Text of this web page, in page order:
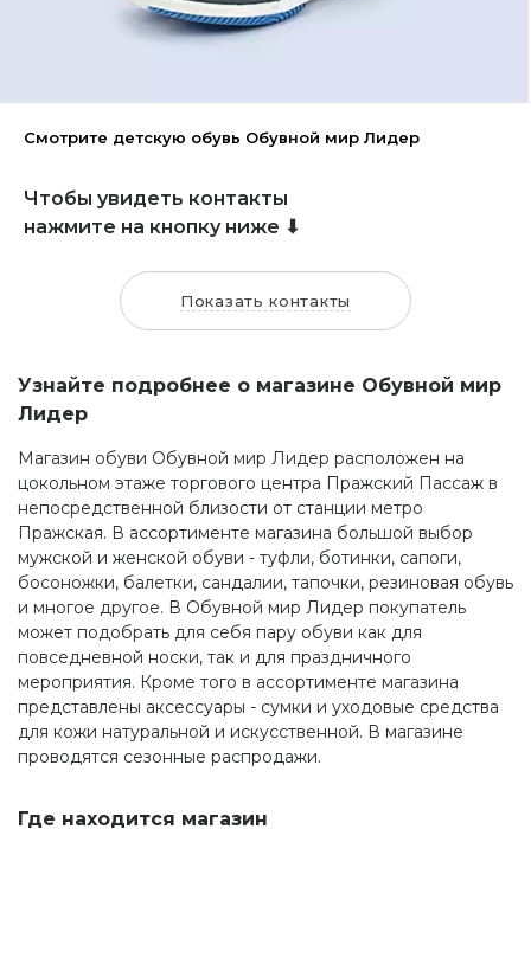
Смотрите детскую обувь Обувной мир Лидер
Чтобы увидеть контакты
нажмите на кнопку ниже ⬇
Показать контакты
Узнайте подробнее о магазине Обувной мир
Лидер
Магазин обуви Обувной мир Лидер расположен на
цокольном этаже торгового центра Пражский Пассаж в
непосредственной близости от станции метро
Пражская. В ассортименте магазина большой выбор
мужской и женской обуви - туфли, ботинки, сапоги,
босоножки, балетки, сандалии, тапочки, резиновая обувь
и многое другое. В Обувной мир Лидер покупатель
может подобрать для себя пару обуви как для
повседневной носки, так и для праздничного
мероприятия. Кроме того в ассортименте магазина
представлены аксессуары - сумки и уходовые средства
для кожи натуральной и искусственной. В магазине
проводятся сезонные распродажи.
Где находится магазин